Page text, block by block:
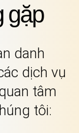
gặp
danh
dịch vụ
tâm
tôi: